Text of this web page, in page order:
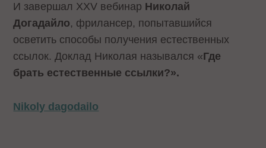
И завершал XXV вебинар Николай
Догадайло, фрилансер, попытавшийся
осветить способы получения естественных
ссылок. Доклад Николая назывался «Где
брать естественные ссылки?».
Nikoly dagodailo